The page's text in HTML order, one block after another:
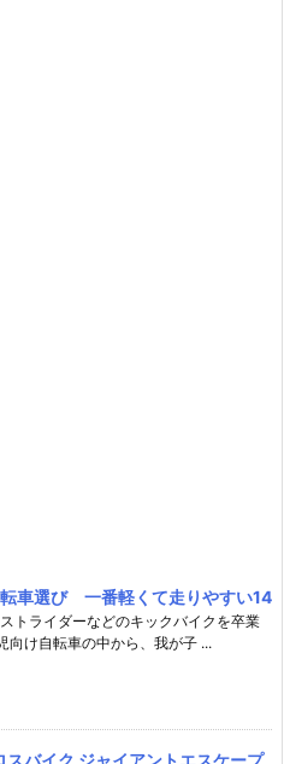
車選び 一番軽くて走りやすい14
ストライダーなどのキックバイクを卒業
向け自転車の中から、我が子 ...
バイク ジャイアントエスケープ